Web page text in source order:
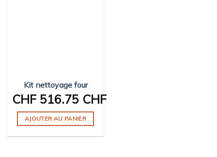
Kit nettoyage four
CHF516.75 CHF
AJOUTER AU PANIER